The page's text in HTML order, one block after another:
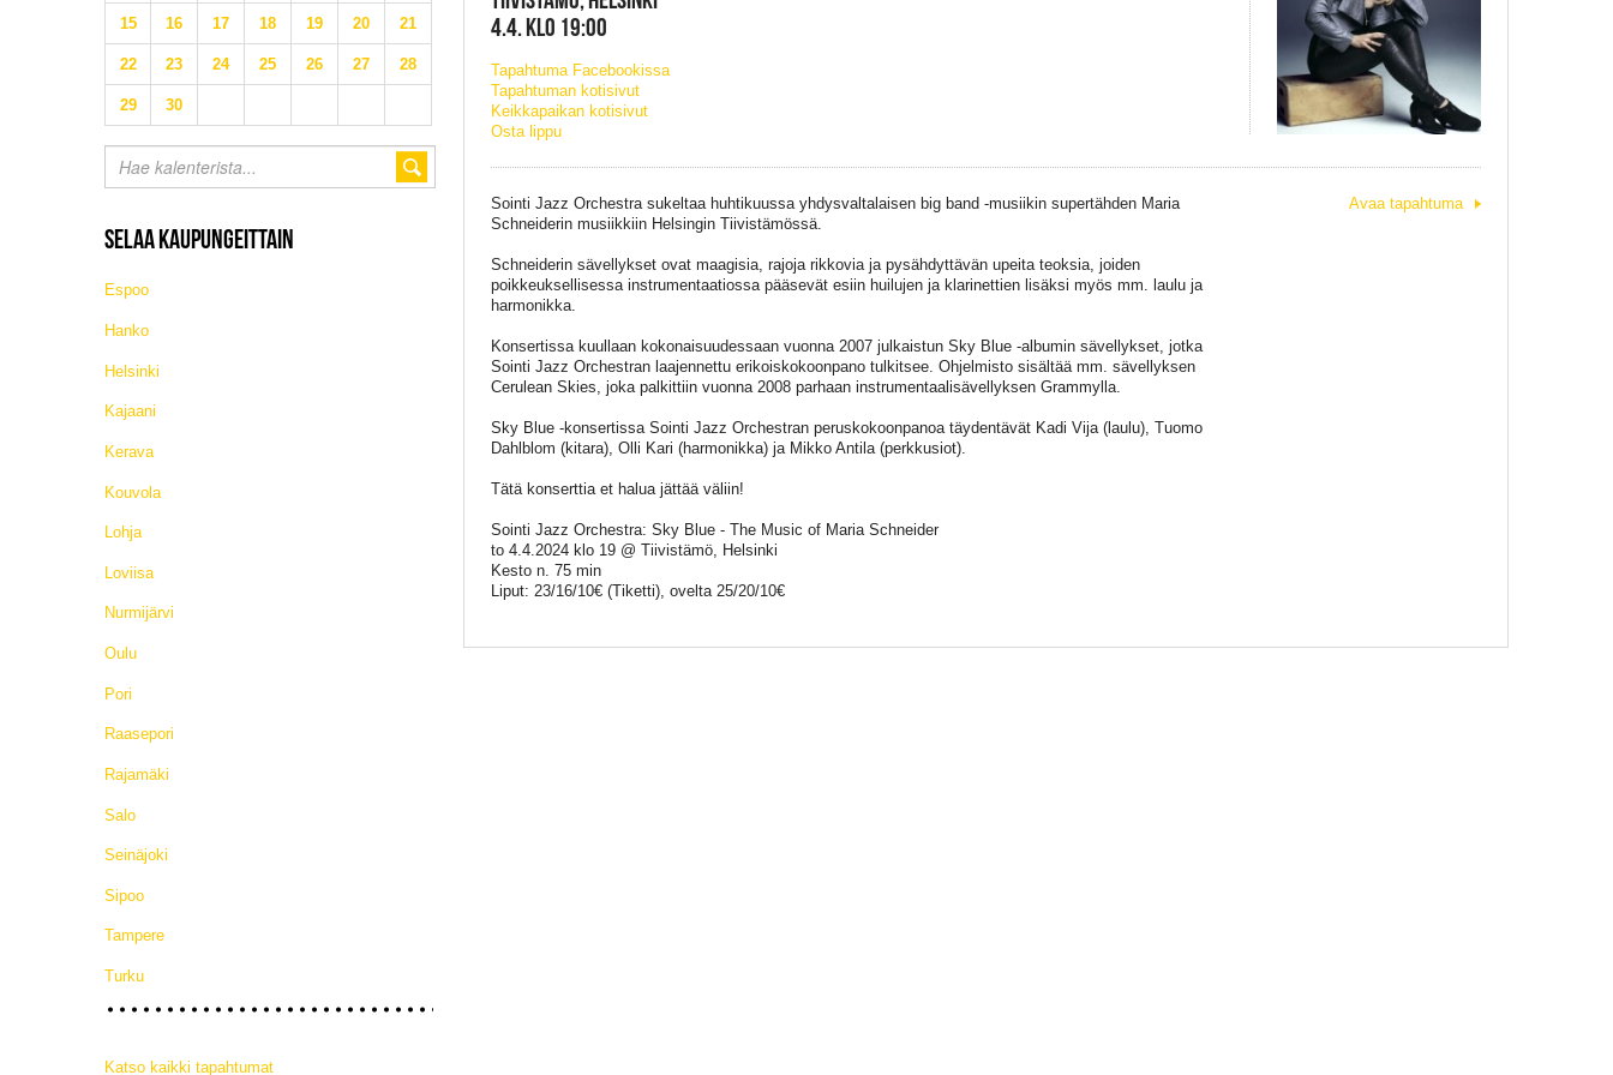
15 16 17 18 19 20 21
22 23 24 25 26 27 28
29 30
SELAA KAUPUNGEITTAIN
Espoo
Hanko
Helsinki
Kajaani
Kerava
Kouvola
Lohja
Loviisa
Nurmijärvi
Oulu
Pori
Raasepori
Rajamäki
Salo
Seinäjoki
Sipoo
Tampere
Turku
Katso kaikki tapahtumat
4.4. KLO 19:00
Tapahtuma Facebookissa
Tapahtuman kotisivut
Keikkapaikan kotisivut
Osta lippu
Sointi Jazz Orchestra sukeltaa huhtikuussa yhdysvaltalaisen big band -musiikin supertähden Maria
Schneiderin musiikkiin Helsingin Tiivistämössä.
Schneiderin sävellykset ovat maagisia, rajoja rikkovia ja pysähdyttävän upeita teoksia, joiden
poikkeuksellisessa instrumentaatiossa pääsevät esiin huilujen ja klarinettien lisäksi myös mm. laulu ja
harmonikka.
Konsertissa kuullaan kokonaisuudessaan vuonna 2007 julkaistun Sky Blue -albumin sävellykset, jotka
Sointi Jazz Orchestran laajennettu erikoiskokoonpano tulkitsee. Ohjelmisto sisältää mm. sävellyksen
Cerulean Skies, joka palkittiin vuonna 2008 parhaan instrumentaalisävellyksen Grammylla.
Sky Blue -konsertissa Sointi Jazz Orchestran peruskokoonpanoa täydentävät Kadi Vija (laulu), Tuomo
Dahlblom (kitara), Olli Kari (harmonikka) ja Mikko Antila (perkkusiot).
Tätä konserttia et halua jättää väliin!
Sointi Jazz Orchestra: Sky Blue - The Music of Maria Schneider
to 4.4.2024 klo 19 @ Tiivistämö, Helsinki
Kesto n. 75 min
Liput: 23/16/10€ (Tiketti), ovelta 25/20/10€
Avaa tapahtuma